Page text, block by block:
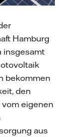
Hamburg
insgesamt
bekommen
den
eigenen
aus